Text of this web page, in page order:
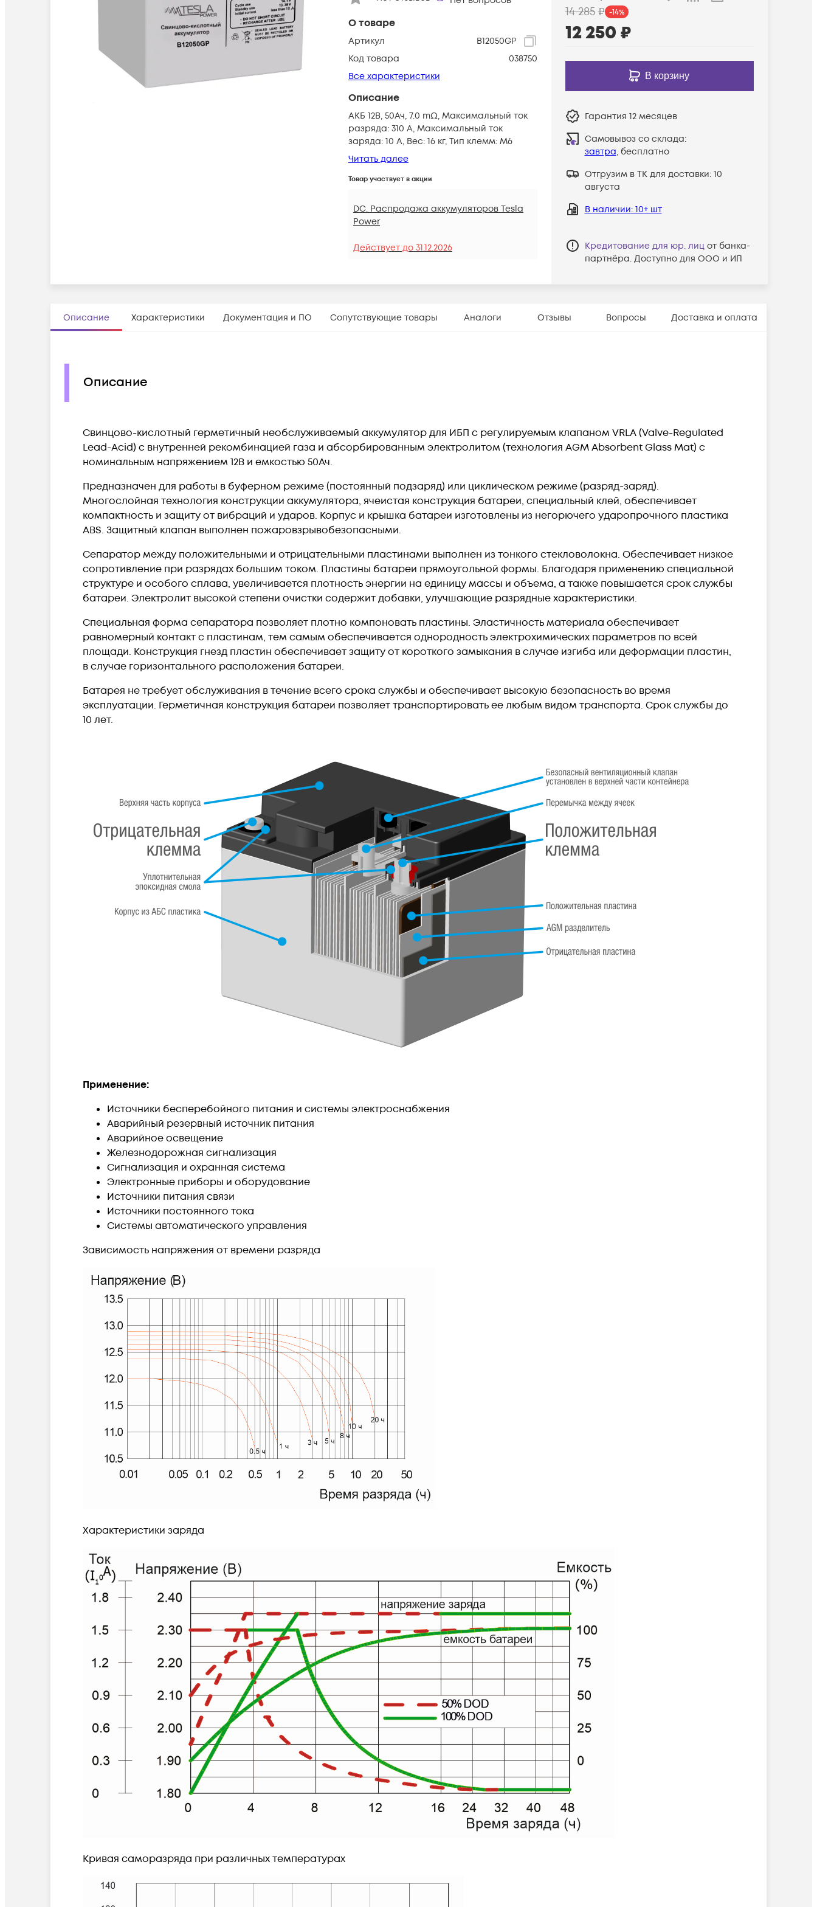
О товаре
Артикул
B12050GP
Код товара
038750
Все характеристики
Описание
АКБ 12В, 50Ач, 7.0 mΩ, Максимальный ток
разряда: 310 A, Максимальный ток
заряда: 10 A, Вес: 16 кг, Тип клемм: M6
Читать далее
Товар участвует в акции
DC. Распродажа аккумуляторов Tesla
Power
Действует до 31.12.2026
14 285 ₽ -14%
12 250 ₽
В корзину
Гарантия 12 месяцев
Самовывоз со склада:
завтра, бесплатно
Отгрузим в ТК для доставки: 10
августа
В наличии: 10+ шт
Кредитование для юр. лиц от банка-
партнёра. Доступно для ООО и ИП
Описание Характеристики Документация и ПО Сопутствующие товары Аналоги Отзывы Вопросы Доставка и оплата
Описание
Свинцово-кислотный герметичный необслуживаемый аккумулятор для ИБП с регулируемым клапаном VRLA (Valve-Regulated
Lead-Acid) с внутренней рекомбинацией газа и абсорбированным электролитом (технология AGM Absorbent Glass Mat) с
номинальным напряжением 12В и емкостью 50Ач.
Предназначен для работы в буферном режиме (постоянный подзаряд) или циклическом режиме (разряд-заряд).
Многослойная технология конструкции аккумулятора, ячеистая конструкция батареи, специальный клей, обеспечивает
компактность и защиту от вибраций и ударов. Корпус и крышка батареи изготовлены из негорючего ударопрочного пластика
ABS. Защитный клапан выполнен пожаровзрывобезопасными.
Сепаратор между положительными и отрицательными пластинами выполнен из тонкого стекловолокна. Обеспечивает низкое
сопротивление при разрядах большим током. Пластины батареи прямоугольной формы. Благодаря применению специальной
структуре и особого сплава, увеличивается плотность энергии на единицу массы и объема, а также повышается срок службы
батареи. Электролит высокой степени очистки содержит добавки, улучшающие разрядные характеристики.
Специальная форма сепаратора позволяет плотно компоновать пластины. Эластичность материала обеспечивает
равномерный контакт с пластинам, тем самым обеспечивается однородность электрохимических параметров по всей
площади. Конструкция гнезд пластин обеспечивает защиту от короткого замыкания в случае изгиба или деформации пластин,
в случае горизонтального расположения батареи.
Батарея не требует обслуживания в течение всего срока службы и обеспечивает высокую безопасность во время
эксплуатации. Герметичная конструкция батареи позволяет транспортировать ее любым видом транспорта. Срок службы до
10 лет.
Применение:
Источники бесперебойного питания и системы электроснабжения
Аварийный резервный источник питания
Аварийное освещение
Железнодорожная сигнализация
Сигнализация и охранная система
Электронные приборы и оборудование
Источники питания связи
Источники постоянного тока
Системы автоматического управления​
Зависимость напряжения от времени разряда
Характеристики заряда
Кривая саморазряда при различных температурах